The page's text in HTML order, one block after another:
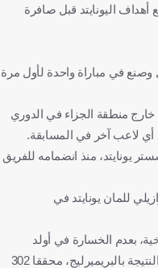
أهداف اليونايتد قبل صافرة
في مباراة واحدة لأول مرة
منطقة الجزاء في الدوري
أي لاعب آخر في المسابقة.
يونايتد، منذ انضمامه للفريق
للمان يونايتد في
بعدم الخسارة في أولد
ترافورد كلما أنهى الشوط الأول متقدما في النتيجة بالبريميرليج، محققا 302